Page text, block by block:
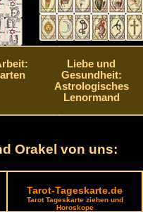
Liebe und
Gesundheit:
Astrologisches
Lenormand
Orakel von uns:
Tarot-Tageskarte.de
Tarot Tageskarte ziehen und
Horoskope